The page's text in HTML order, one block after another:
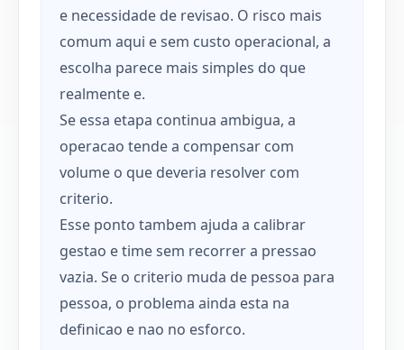
e necessidade de revisao. O risco mais
comum aqui e sem custo operacional, a
escolha parece mais simples do que
realmente e.
Se essa etapa continua ambigua, a
operacao tende a compensar com
volume o que deveria resolver com
criterio.
Esse ponto tambem ajuda a calibrar
gestao e time sem recorrer a pressao
vazia. Se o criterio muda de pessoa para
pessoa, o problema ainda esta na
definicao e nao no esforco.